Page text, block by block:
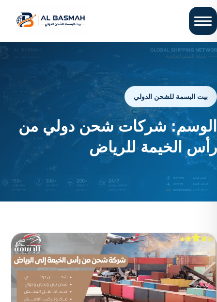
بيت البسمة للشحن الدولي
الوسم:شركات شحن دولي من
رأس الخيمة للرياض